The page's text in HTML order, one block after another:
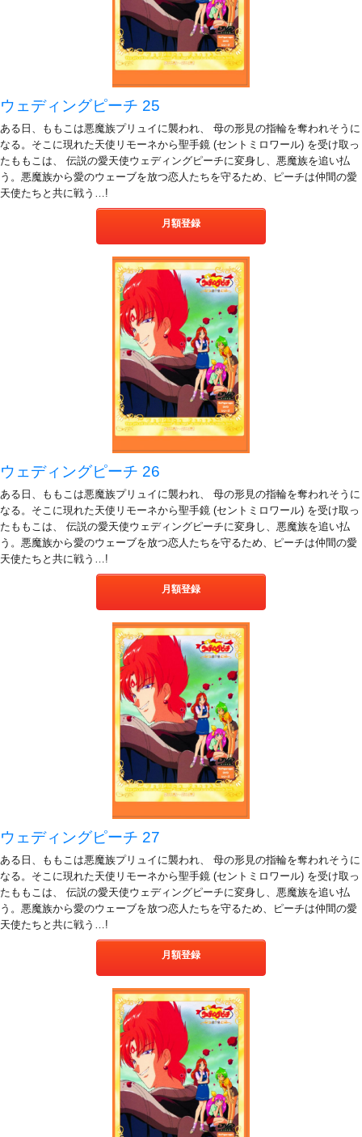
ウェディングピーチ 25
ある日、ももこは悪魔族プリュイに襲われ、 母の形見の指輪を奪われそうに
なる。そこに現れた天使リモーネから聖手鏡 (セントミロワール) を受け取っ
たももこは、 伝説の愛天使ウェディングピーチに変身し、悪魔族を追い払
う。悪魔族から愛のウェーブを放つ恋人たちを守るため、ピーチは仲間の愛
天使たちと共に戦う…!
月額登録
ウェディングピーチ 26
ある日、ももこは悪魔族プリュイに襲われ、 母の形見の指輪を奪われそうに
なる。そこに現れた天使リモーネから聖手鏡 (セントミロワール) を受け取っ
たももこは、 伝説の愛天使ウェディングピーチに変身し、悪魔族を追い払
う。悪魔族から愛のウェーブを放つ恋人たちを守るため、ピーチは仲間の愛
天使たちと共に戦う…!
月額登録
ウェディングピーチ 27
ある日、ももこは悪魔族プリュイに襲われ、 母の形見の指輪を奪われそうに
なる。そこに現れた天使リモーネから聖手鏡 (セントミロワール) を受け取っ
たももこは、 伝説の愛天使ウェディングピーチに変身し、悪魔族を追い払
う。悪魔族から愛のウェーブを放つ恋人たちを守るため、ピーチは仲間の愛
天使たちと共に戦う…!
月額登録